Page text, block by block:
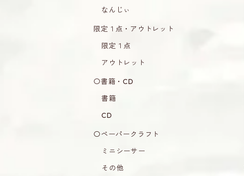
なんじぃ
限定１点・アウトレット
限定１点
アウトレット
〇書籍・CD
書籍
CD
〇ペーパークラフト
ミニシーサー
その他